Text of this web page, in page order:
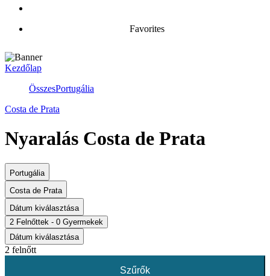
Favorites
Kezdőlap
ÖsszesPortugália
Costa de Prata
Nyaralás Costa de Prata
Portugália
Costa de Prata
Dátum kiválasztása
2 Felnőttek - 0 Gyermekek
Dátum kiválasztása
2 felnőtt
Szűrők